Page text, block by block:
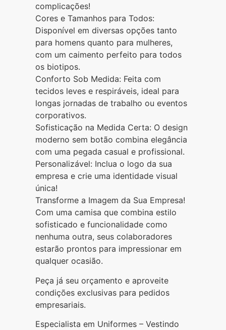
complicações!
Cores e Tamanhos para Todos:
Disponível em diversas opções tanto
para homens quanto para mulheres,
com um caimento perfeito para todos
os biotipos.
Conforto Sob Medida: Feita com
tecidos leves e respiráveis, ideal para
longas jornadas de trabalho ou eventos
corporativos.
Sofisticação na Medida Certa: O design
moderno sem botão combina elegância
com uma pegada casual e profissional.
Personalizável: Inclua o logo da sua
empresa e crie uma identidade visual
única!
Transforme a Imagem da Sua Empresa!
Com uma camisa que combina estilo
sofisticado e funcionalidade como
nenhuma outra, seus colaboradores
estarão prontos para impressionar em
qualquer ocasião.
Peça já seu orçamento e aproveite
condições exclusivas para pedidos
empresariais.
Especialista em Uniformes – Vestindo